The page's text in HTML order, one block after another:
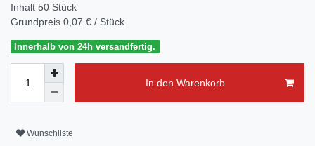
Inhalt 50 Stück
Grundpreis 0,07 € / Stück
Innerhalb von 24h versandfertig.
In den Warenkorb
Wunschliste